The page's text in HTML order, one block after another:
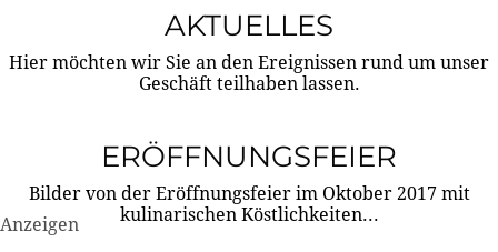
AKTUELLES
Hier möchten wir Sie an den Ereignissen rund um unser
Geschäft teilhaben lassen.
ERÖFFNUNGSFEIER
Bilder von der Eröffnungsfeier im Oktober 2017 mit
kulinarischen Köstlichkeiten...
Anzeigen